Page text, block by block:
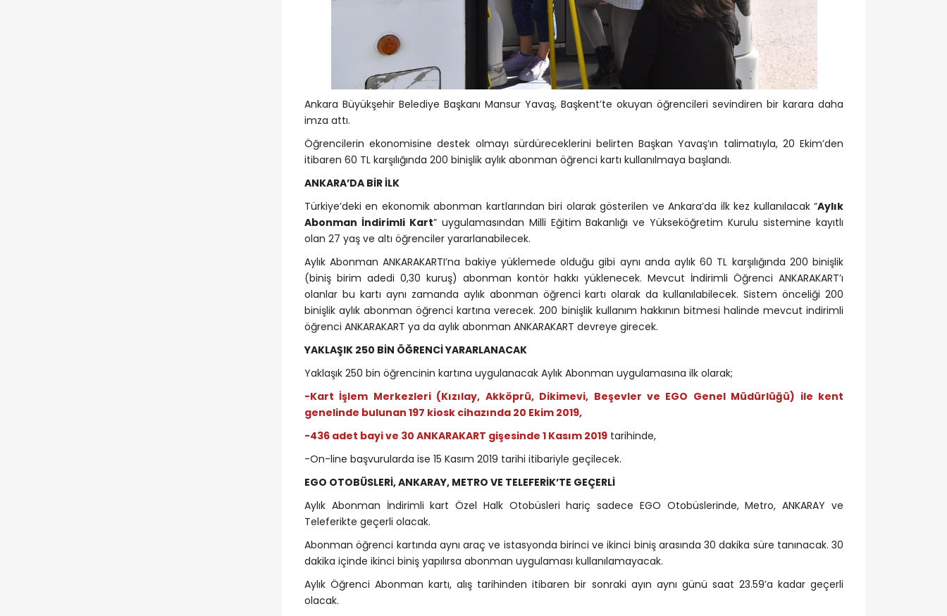
Ankara Büyükşehir Belediye Başkanı Mansur Yavaş, Başkent’te okuyan öğrencileri sevindiren bir karara daha
imza attı.
Öğrencilerin ekonomisine destek olmayı sürdüreceklerini belirten Başkan Yavaş’ın talimatıyla, 20 Ekim’den
itibaren 60 TL karşılığında 200 binişlik aylık abonman öğrenci kartı kullanılmaya başlandı.
ANKARA’DA BİR İLK
Türkiye’deki en ekonomik abonman kartlarından biri olarak gösterilen ve Ankara’da ilk kez kullanılacak “Aylık
Abonman İndirimli Kart” uygulamasından Milli Eğitim Bakanlığı ve Yükseköğretim Kurulu sistemine kayıtlı
olan 27 yaş ve altı öğrenciler yararlanabilecek.
Aylık Abonman ANKARAKARTI’na bakiye yüklemede olduğu gibi aynı anda aylık 60 TL karşılığında 200 binişlik
(biniş birim adedi 0,30 kuruş) abonman kontör hakkı yüklenecek. Mevcut İndirimli Öğrenci ANKARAKART’ı
olanlar bu kartı aynı zamanda aylık abonman öğrenci kartı olarak da kullanılabilecek. Sistem önceliği 200
binişlik aylık abonman öğrenci kartına verecek. 200 binişlik kullanım hakkının bitmesi halinde mevcut indirimli
öğrenci ANKARAKART ya da aylık abonman ANKARAKART devreye girecek.
YAKLAŞIK 250 BİN ÖĞRENCİ YARARLANACAK
Yaklaşık 250 bin öğrencinin kartına uygulanacak Aylık Abonman uygulamasına ilk olarak;
-Kart İşlem Merkezleri (Kızılay, Akköprü, Dikimevi, Beşevler ve EGO Genel Müdürlüğü) ile kent
genelinde bulunan 197 kiosk cihazında 20 Ekim 2019,
-436 adet bayi ve 30 ANKARAKART gişesinde 1 Kasım 2019 tarihinde,
-On-line başvurularda ise 15 Kasım 2019 tarihi itibariyle geçilecek.
EGO OTOBÜSLERİ, ANKARAY, METRO VE TELEFERİK’TE GEÇERLİ
Aylık Abonman İndirimli kart Özel Halk Otobüsleri hariç sadece EGO Otobüslerinde, Metro, ANKARAY ve
Teleferikte geçerli olacak.
Abonman öğrenci kartında aynı araç ve istasyonda birinci ve ikinci biniş arasında 30 dakika süre tanınacak. 30
dakika içinde ikinci biniş yapılırsa abonman uygulaması kullanılamayacak.
Aylık Öğrenci Abonman kartı, alış tarihinden itibaren bir sonraki ayın aynı günü saat 23.59’a kadar geçerli
olacak.